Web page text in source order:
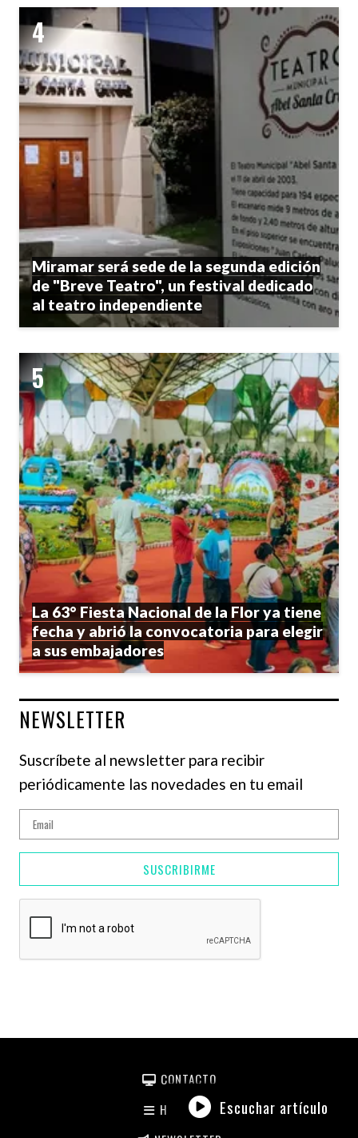
Miramar será sede de la segunda edición
de "Breve Teatro", un festival dedicado
al teatro independiente
La 63° Fiesta Nacional de la Flor ya tiene
fecha y abrió la convocatoria para elegir
a sus embajadores
NEWSLETTER
Suscríbete al newsletter para recibir
periódicamente las novedades en tu email
SUSCRIBIRME
CONTACTO
HISTORIAL Escuchar artículo